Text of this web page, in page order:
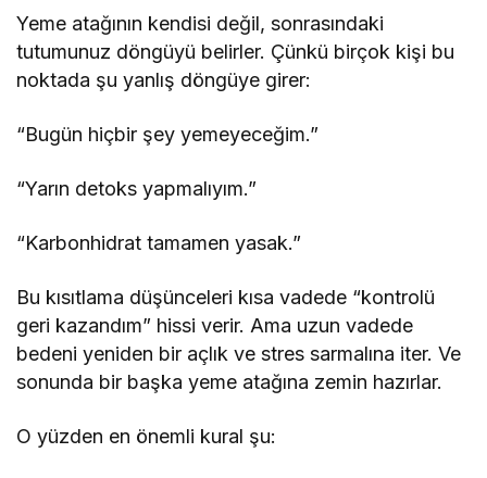
Yeme atağının kendisi değil, sonrasındaki
tutumunuz döngüyü belirler. Çünkü birçok kişi bu
noktada şu yanlış döngüye girer:
“Bugün hiçbir şey yemeyeceğim.”
“Yarın detoks yapmalıyım.”
“Karbonhidrat tamamen yasak.”
Bu kısıtlama düşünceleri kısa vadede “kontrolü
geri kazandım” hissi verir. Ama uzun vadede
bedeni yeniden bir açlık ve stres sarmalına iter. Ve
sonunda bir başka yeme atağına zemin hazırlar.
O yüzden en önemli kural şu: